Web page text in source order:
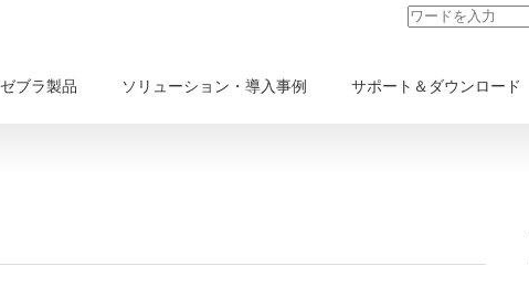
ゼブラ製品 ソリューション・導入事例 サポート＆ダウンロード